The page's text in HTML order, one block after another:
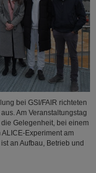
bei GSI/FAIR richteten
Am Veranstaltungstag
Gelegenheit, bei einem
Experiment am
an Aufbau, Betrieb und